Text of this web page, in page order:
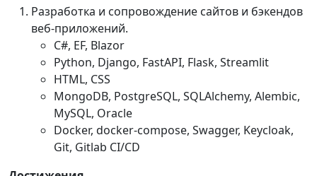
Разработка и сопровождение сайтов и бэкендов
веб-приложений.
C#, EF, Blazor
Python, Django, FastAPI, Flask, Streamlit
HTML, CSS
MongoDB, PostgreSQL, SQLAlchemy, Alembic,
MySQL, Oracle
Docker, docker-compose, Swagger, Keycloak,
Git, Gitlab CI/CD